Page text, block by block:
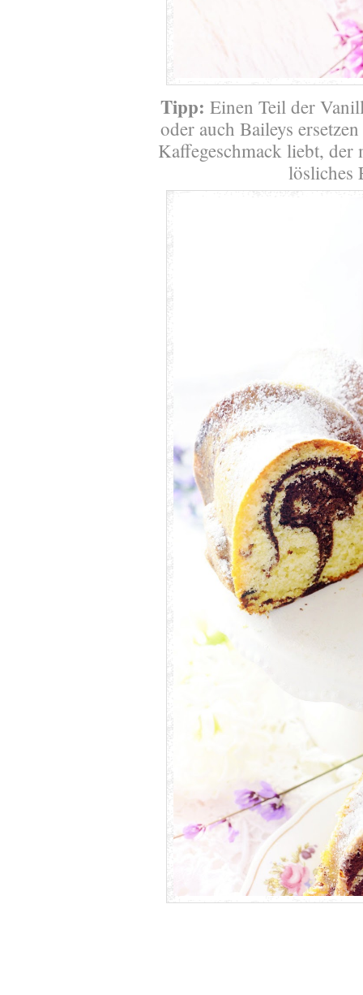
Tipp: Einen Teil der
oder auch Baileys
Kaffegeschmack liebt,
lösliches